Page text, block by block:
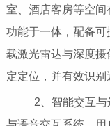
室、酒店客房等空
功能于一体，配备
载激光雷达与深度
定定位，并有效识别
2、智能交互与